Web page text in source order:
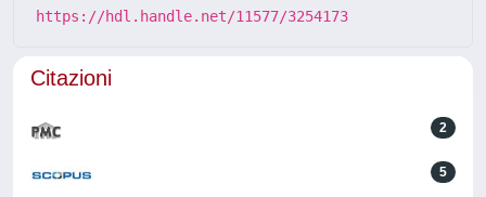
https://hdl.handle.net/11577/3254173
Citazioni
2
5